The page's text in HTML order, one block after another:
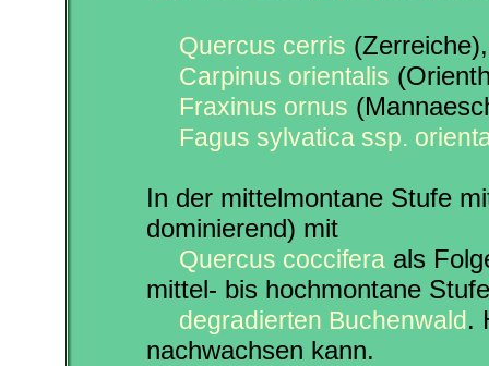
Quercus cerris (Zerreiche),
Carpinus orientalis
Fraxinus ornus
Fagus sylvatica ssp.
In der mittelmontane Stufe
dominierend) mit
Quercus coccifera als
mittel- bis hochmontane
degradierten Buchenwald .
nachwachsen kann.